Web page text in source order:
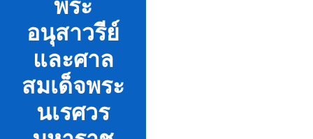
พระ
อนุสาวรีย์
และศาล
สมเด็จพระ
นเรศวร